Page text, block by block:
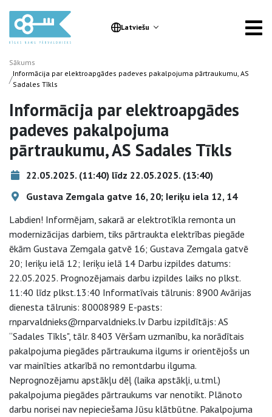
Latviešu
Sākums
/Informācija par elektroapgādes padeves pakalpojuma pārtraukumu, AS
Sadales Tīkls
Informācija par elektroapgādes
padeves pakalpojuma
pārtraukumu, AS Sadales Tīkls
22.05.2025. (11:40) līdz 22.05.2025. (13:40)
Gustava Zemgala gatve 16, 20; Ieriķu iela 12, 14
Labdien! Informējam, sakarā ar elektrotīkla remonta un
modernizācijas darbiem, tiks pārtraukta elektrības piegāde
ēkām Gustava Zemgala gatvē 16; Gustava Zemgala gatvē
20; Ieriķu ielā 12; Ieriķu ielā 14 Darbu izpildes datums:
22.05.2025. Prognozējamais darbu izpildes laiks no plkst.
11:40 līdz plkst.13:40 Informatīvais tālrunis: 8900 Avārijas
dienesta tālrunis: 80008989 E-pasts:
rnparvaldnieks@rnparvaldnieks.lv Darbu izpildītājs: AS
“Sadales Tīkls", tālr. 8403 Vēršam uzmanību, ka norādītais
pakalpojuma piegādes pārtraukuma ilgums ir orientējošs un
var mainīties atkarībā no remontdarbu ilguma.
Neprognozējamu apstākļu dēļ (laika apstākļi, u.tml.)
pakalpojuma piegādes pārtraukums var nenotikt. Plānoto
darbu norisei nav nepieciešama Jūsu klātbūtne. Pakalpojuma